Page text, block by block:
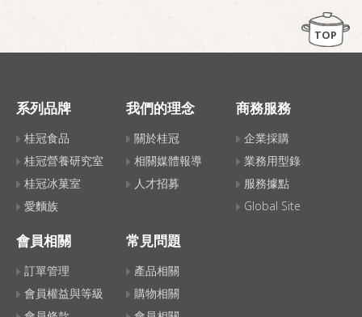
TOP
系列品牌
桂冠食品
桂冠營養研究室
桂冠冰菓室
愛麵族
我們的理念
關於桂冠
相關媒體報導
人才招募
商務服務
企業採購
業務用型錄
服務據點
Global Site
會員相關
訂單管理
會員權益與等級
常見問題
產品相關
購物相關